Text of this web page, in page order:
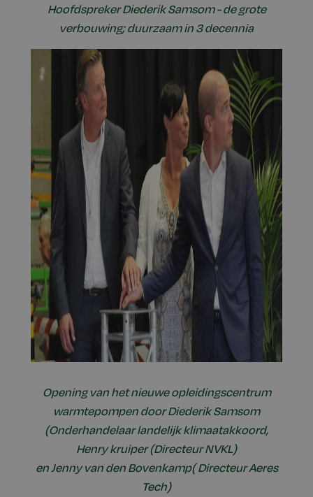
Hoofdspreker Diederik Samsom - de grote
verbouwing; duurzaam in 3 decennia
Opening van het nieuwe opleidingscentrum
warmtepompen door Diederik Samsom
(Onderhandelaar landelijk klimaatakkoord,
Henry kruiper (Directeur NVKL)
en Jenny van den Bovenkamp( Directeur Aeres
Tech)